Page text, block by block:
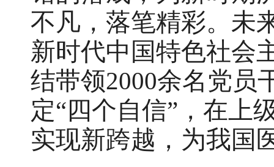
不凡，落笔精彩。未
新时代中国特色社会
结带领2000余名党员
定“四个自信”，在上
实现新跨越，为我国